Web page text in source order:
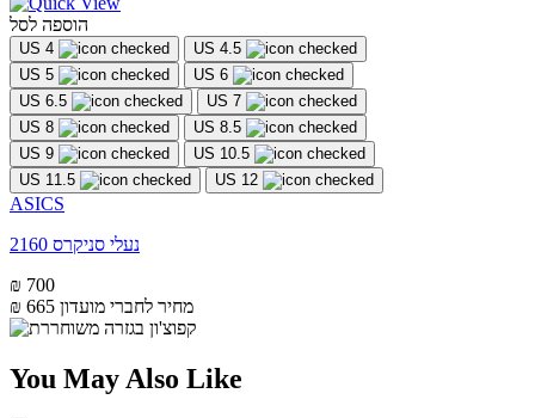
הוספה לסל
US 4
US 4.5
US 5
US 6
US 6.5
US 7
US 8
US 8.5
US 9
US 10.5
US 11.5
US 12
ASICS
נעלי סניקרס 2160
₪ 700
₪ 665 מחיר לחברי מועדון
You May Also Like